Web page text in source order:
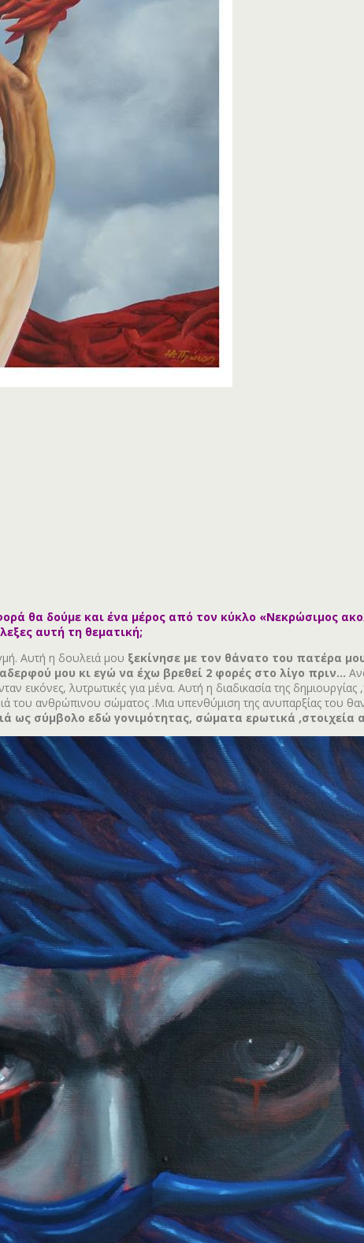
θα δούμε και ένα μέρος από τον κύκλο «Νεκρώσιμος
αυτή τη θεματική;
Αυτή η δουλειά μου ξεκίνησε με τον θάνατο του πατέρα
μου κι εγώ να έχω βρεθεί 2 φορές στο λίγο πριν…
εικόνες, λυτρωτικές για μένα. Αυτή η διαδικασία της
του ανθρώπινου σώματος .Μια υπενθύμιση της ανυπαρξίας του
ως σύμβολο εδώ γονιμότητας, σώματα ερωτικά ,στοιχεία